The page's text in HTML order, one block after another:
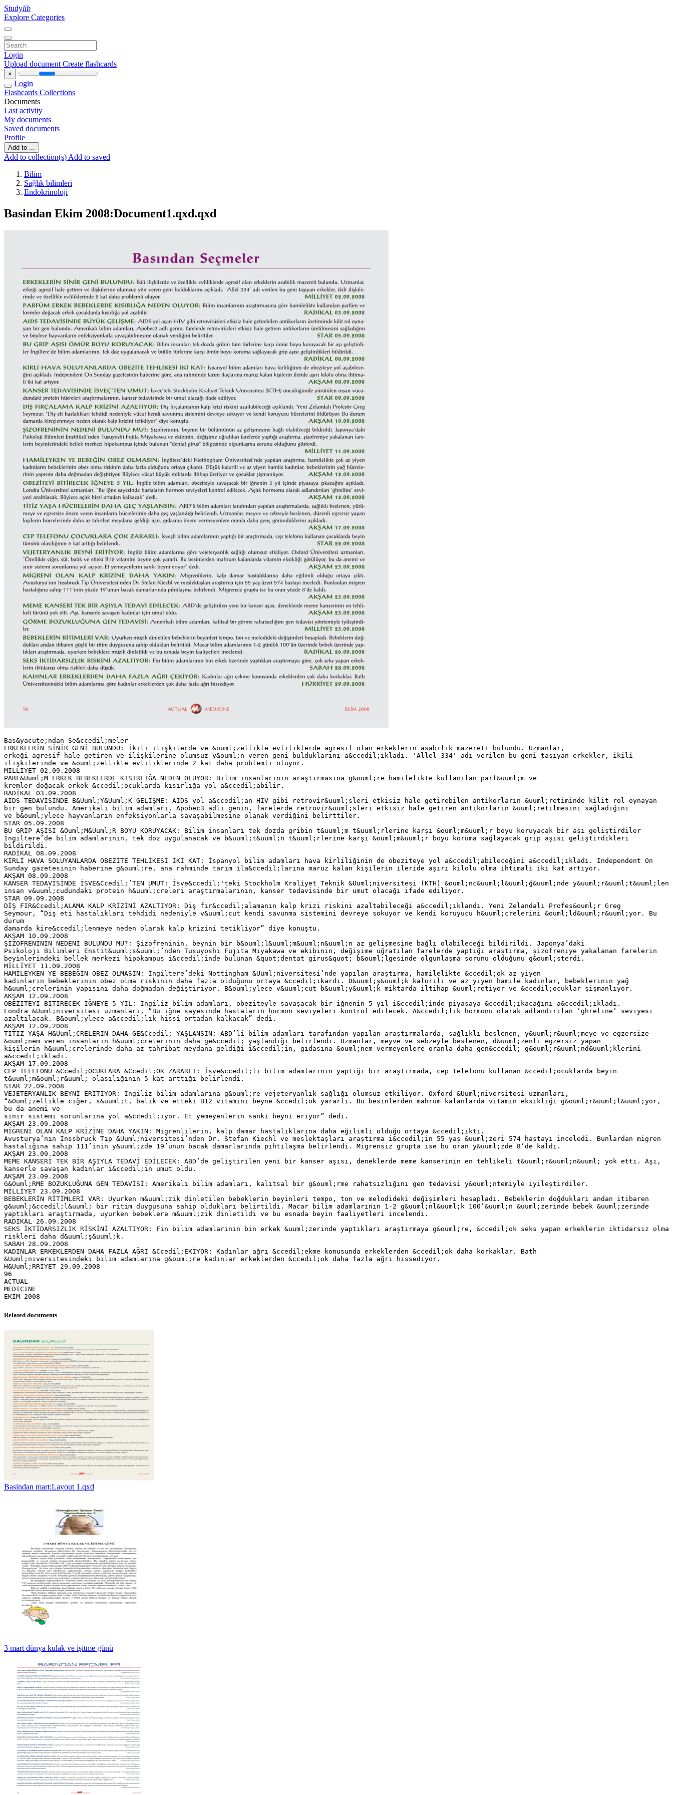
Studylib
Explore Categories
Login
Upload document Create flashcards
×
Login
Flashcards Collections
Documents
Last activity
My documents
Saved documents
Profile
Add to ...
Add to collection(s) Add to saved
Bilim
Sağlık bilimleri
Endokrinoloji
Basindan Ekim 2008:Document1.qxd.qxd
Bas&yacute;ndan Se&ccedil;meler
ERKEKLERİN SİNİR GENİ BULUNDU: İkili ilişkilerde ve &ouml;zellikle evliliklerde agresif olan erkeklerin asabilik mazereti bulundu. Uzmanlar,
erkeği agresif hale getiren ve ilişkilerine olumsuz y&ouml;n veren geni bulduklarını a&ccedil;ıkladı. 'Allel 334' adı verilen bu geni taşıyan erkekler, ikili
ilişkilerinde ve &ouml;zellikle evliliklerinde 2 kat daha problemli oluyor.
MİLLİYET 02.09.2008
PARF&Uuml;M ERKEK BEBEKLERDE KISIRLIĞA NEDEN OLUYOR: Bilim insanlarının araştırmasına g&ouml;re hamilelikte kullanılan parf&uuml;m ve
kremler doğacak erkek &ccedil;ocuklarda kısırlığa yol a&ccedil;abilir.
RADİKAL 03.09.2008
AIDS TEDAVİSİNDE B&Uuml;Y&Uuml;K GELİŞME: AIDS yol a&ccedil;an HIV gibi retrovir&uuml;sleri etkisiz hale getirebilen antikorların &uuml;retiminde kilit rol oynayan
bir gen bulundu. Amerikalı bilim adamları, Apobec3 adlı genin, farelerde retrovir&uuml;sleri etkisiz hale getiren antikorların &uuml;retilmesini sağladığını
ve b&ouml;ylece hayvanların enfeksiyonlarla savaşabilmesine olanak verdiğini belirttiler.
STAR 05.09.2008
BU GRİP AŞISI &Ouml;M&Uuml;R BOYU KORUYACAK: Bilim insanları tek dozda gribin t&uuml;m t&uuml;rlerine karşı &ouml;m&uuml;r boyu koruyacak bir aşı geliştirdiler
İngiltere’de bilim adamlarının, tek doz uygulanacak ve b&uuml;t&uuml;n t&uuml;rlerine karşı &ouml;m&uuml;r boyu koruma sağlayacak grip aşısı geliştirdikleri
bildirildi.
RADİKAL 08.09.2008
KİRLİ HAVA SOLUYANLARDA OBEZİTE TEHLİKESİ İKİ KAT: İspanyol bilim adamları hava kirliliğinin de obeziteye yol a&ccedil;abileceğini a&ccedil;ıkladı. Independent On
Sunday gazetesinin haberine g&ouml;re, ana rahminde tarım ila&ccedil;larına maruz kalan kişilerin ileride aşırı kilolu olma ihtimali iki kat artıyor.
AKŞAM 08.09.2008
KANSER TEDAVİSİNDE İSVE&Ccedil;’TEN UMUT: İsve&ccedil;'teki Stockholm Kraliyet Teknik &Uuml;niversitesi (KTH) &ouml;nc&uuml;l&uuml;ğ&uuml;nde y&uuml;r&uuml;t&uuml;len
insan v&uuml;cudundaki protein h&uuml;creleri araştırmalarının, kanser tedavisinde bir umut olacağı ifade ediliyor.
STAR 09.09.2008
DİŞ FIR&Ccedil;ALAMA KALP KRİZİNİ AZALTIYOR: Diş fır&ccedil;alamanın kalp krizi riskini azaltabileceği a&ccedil;ıklandı. Yeni Zelandalı Profes&ouml;r Greg
Seymour, “Diş eti hastalıkları tehdidi nedeniyle v&uuml;cut kendi savunma sistemini devreye sokuyor ve kendi koruyucu h&uuml;crelerini &ouml;ld&uuml;r&uuml;yor. Bu
durum
damarda kire&ccedil;lenmeye neden olarak kalp krizini tetikliyor” diye konuştu.
AKŞAM 10.09.2008
ŞİZOFRENİNİN NEDENİ BULUNDU MU?: Şizofreninin, beynin bir b&ouml;l&uuml;m&uuml;n&uuml;n az gelişmesine bağlı olabileceği bildirildi. Japonya’daki
Psikoloji Bilimleri Enstit&uuml;s&uuml;’nden Tusuyoshi Fujita Miyakawa ve ekibinin, değişime uğratılan farelerde yaptığı araştırma, şizofreniye yakalanan farelerin
beyinlerindeki bellek merkezi hipokampus i&ccedil;inde bulunan &quot;dentat girus&quot; b&ouml;lgesinde olgunlaşma sorunu olduğunu g&ouml;sterdi.
MİLLİYET 11.09.2008
HAMİLEYKEN YE BEBEĞİN OBEZ OLMASIN: İngiltere’deki Nottingham &Uuml;niversitesi’nde yapılan araştırma, hamilelikte &ccedil;ok az yiyen
kadınların bebeklerinin obez olma riskinin daha fazla olduğunu ortaya &ccedil;ıkardı. D&uuml;ş&uuml;k kalorili ve az yiyen hamile kadınlar, bebeklerinin yağ
h&uuml;crelerinin yapısını daha doğmadan değiştiriyor. B&ouml;ylece v&uuml;cut b&uuml;y&uuml;k miktarda iltihap &uuml;retiyor ve &ccedil;ocuklar şişmanlıyor.
AKŞAM 12.09.2008
OBEZİTEYİ BİTİRECEK İĞNEYE 5 YIL: İngiliz bilim adamları, obeziteyle savaşacak bir iğnenin 5 yıl i&ccedil;inde piyasaya &ccedil;ıkacağını a&ccedil;ıkladı.
Londra &Uuml;niversitesi uzmanları, “Bu iğne sayesinde hastaların hormon seviyeleri kontrol edilecek. A&ccedil;lık hormonu olarak adlandırılan ‘ghreline’ seviyesi
azaltılacak. B&ouml;ylece a&ccedil;lık hissi ortadan kalkacak” dedi.
AKŞAM 12.09.2008
TİTİZ YAŞA H&Uuml;CRELERİN DAHA GE&Ccedil; YAŞLANSIN: ABD’li bilim adamları tarafından yapılan araştırmalarda, sağlıklı beslenen, y&uuml;r&uuml;meye ve egzersize
&ouml;nem veren insanların h&uuml;crelerinin daha ge&ccedil; yaşlandığı belirlendi. Uzmanlar, meyve ve sebzeyle beslenen, d&uuml;zenli egzersiz yapan
kişilerin h&uuml;crelerinde daha az tahribat meydana geldiği i&ccedil;in, gıdasına &ouml;nem vermeyenlere oranla daha gen&ccedil; g&ouml;r&uuml;nd&uuml;klerini
a&ccedil;ıkladı.
AKŞAM 17.09.2008
CEP TELEFONU &Ccedil;OCUKLARA &Ccedil;OK ZARARLI: İsve&ccedil;li bilim adamlarının yaptığı bir araştırmada, cep telefonu kullanan &ccedil;ocuklarda beyin
t&uuml;m&ouml;r&uuml; olasılığının 5 kat arttığı belirlendi.
STAR 22.09.2008
VEJETERYANLIK BEYNİ ERİTİYOR: İngiliz bilim adamlarına g&ouml;re vejeteryanlık sağlığı olumsuz etkiliyor. Oxford &Uuml;niversitesi uzmanları,
“&Ouml;zellikle ciğer, s&uuml;t, balık ve etteki B12 vitamini beyne &ccedil;ok yararlı. Bu besinlerden mahrum kalanlarda vitamin eksikliği g&ouml;r&uuml;l&uuml;yor,
bu da anemi ve
sinir sistemi sorunlarına yol a&ccedil;ıyor. Et yemeyenlerin sanki beyni eriyor” dedi.
AKŞAM 23.09.2008
MİGRENİ OLAN KALP KRİZİNE DAHA YAKIN: Migrenlilerin, kalp damar hastalıklarına daha eğilimli olduğu ortaya &ccedil;ıktı.
Avusturya’nın Inssbruck Tıp &Uuml;niversitesi’nden Dr. Stefan Kiechl ve meslektaşları araştırma i&ccedil;in 55 yaş &uuml;zeri 574 hastayı inceledi. Bunlardan migren
hastalığına sahip 111’inin y&uuml;zde 19’unun bacak damarlarında pıhtılaşma belirlendi. Migrensiz grupta ise bu oran y&uuml;zde 8’de kaldı.
AKŞAM 23.09.2008
MEME KANSERİ TEK BİR AŞIYLA TEDAVİ EDİLECEK: ABD’de geliştirilen yeni bir kanser aşısı, deneklerde meme kanserinin en tehlikeli t&uuml;r&uuml;n&uuml; yok etti. Aşı,
kanserle savaşan kadınlar i&ccedil;in umut oldu.
AKŞAM 23.09.2008
G&Ouml;RME BOZUKLUĞUNA GEN TEDAVİSİ: Amerikalı bilim adamları, kalıtsal bir g&ouml;rme rahatsızlığını gen tedavisi y&ouml;ntemiyle iyileştirdiler.
MİLLİYET 23.09.2008
BEBEKLERİN RİTİMLERİ VAR: Uyurken m&uuml;zik dinletilen bebeklerin beyinleri tempo, ton ve melodideki değişimleri hesapladı. Bebeklerin doğdukları andan itibaren
g&uuml;&ccedil;l&uuml; bir ritim duygusuna sahip oldukları belirtildi. Macar bilim adamlarının 1-2 g&uuml;nl&uuml;k 100’&uuml;n &uuml;zerinde bebek &uuml;zerinde
yaptıkları araştırmada, uyurken bebeklere m&uuml;zik dinletildi ve bu esnada beyin faaliyetleri incelendi.
RADİKAL 26.09.2008
SEKS İKTİDARSIZLIK RİSKİNİ AZALTIYOR: Fin bilim adamlarının bin erkek &uuml;zerinde yaptıkları araştırmaya g&ouml;re, &ccedil;ok seks yapan erkeklerin iktidarsız olma
riskleri daha d&uuml;ş&uuml;k.
SABAH 28.09.2008
KADINLAR ERKEKLERDEN DAHA FAZLA AĞRI &Ccedil;EKİYOR: Kadınlar ağrı &ccedil;ekme konusunda erkeklerden &ccedil;ok daha korkaklar. Bath
&Uuml;niversitesindeki bilim adamlarına g&ouml;re kadınlar erkeklerden &ccedil;ok daha fazla ağrı hissediyor.
H&Uuml;RRİYET 29.09.2008
96
ACTUAL
MEDICINE
Related documents
Basindan mart:Layout 1.qxd
3 mart dünya kulak ve işitme günü